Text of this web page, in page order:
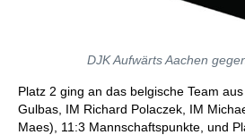
DJK Aufwärts Aachen
Platz 2 ging an das belgische Team
Gulbas, IM Richard Polaczek, IM
Maes), 11:3 Mannschaftspunkte, und